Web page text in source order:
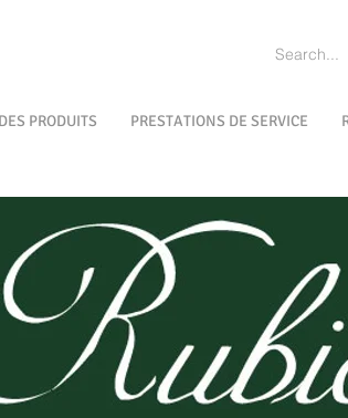
PRESTATIONS DE SERVICE
DES PRODUITS